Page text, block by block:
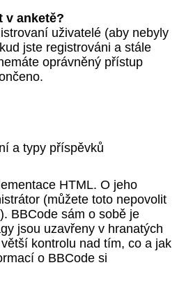
v anketě?
uživatelé (aby nebyly
jste registrováni a stále
oprávněný přístup
a typy příspěvků
HTML. O jeho
(můžete toto nepovolit
BBCode sám o sobě je
jsou uzavřeny v hranatých
kontrolu nad tím, co a jak
o BBCode si